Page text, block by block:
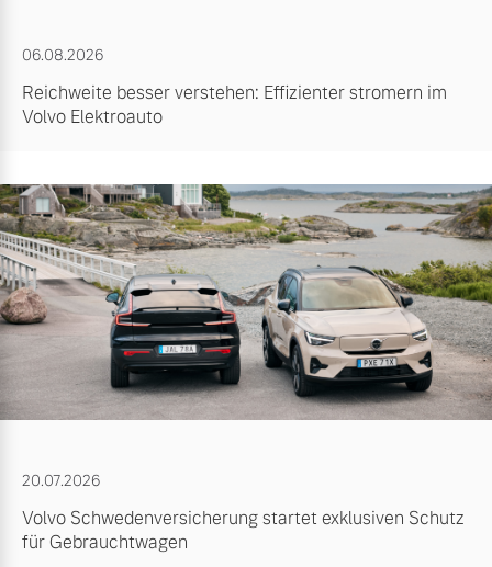
06.08.2026
Reichweite besser verstehen: Effizienter stromern im
Volvo Elektroauto
20.07.2026
Volvo Schwedenversicherung startet exklusiven Schutz
für Gebrauchtwagen